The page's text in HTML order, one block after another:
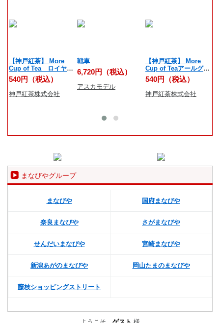
【神戸紅茶】 More
Cup of Tea ロイヤル
ダージリン 7ティーバ
ッグス
540円（税込）
神戸紅茶株式会社
戦車
6,720円（税込）
アスカモデル
【神戸紅茶】 More
Cup of Teaアールグレ
イオレンジリッチ 7テ
ィーバッグス
540円（税込）
神戸紅茶株式会社
まなびやグループ
まなびや 国府まなびや
奈良まなびや さがまなびや
せんだいまなびや 宮崎まなびや
新潟あがのまなびや 岡山たまのまなびや
藤枝ショッピングストリート